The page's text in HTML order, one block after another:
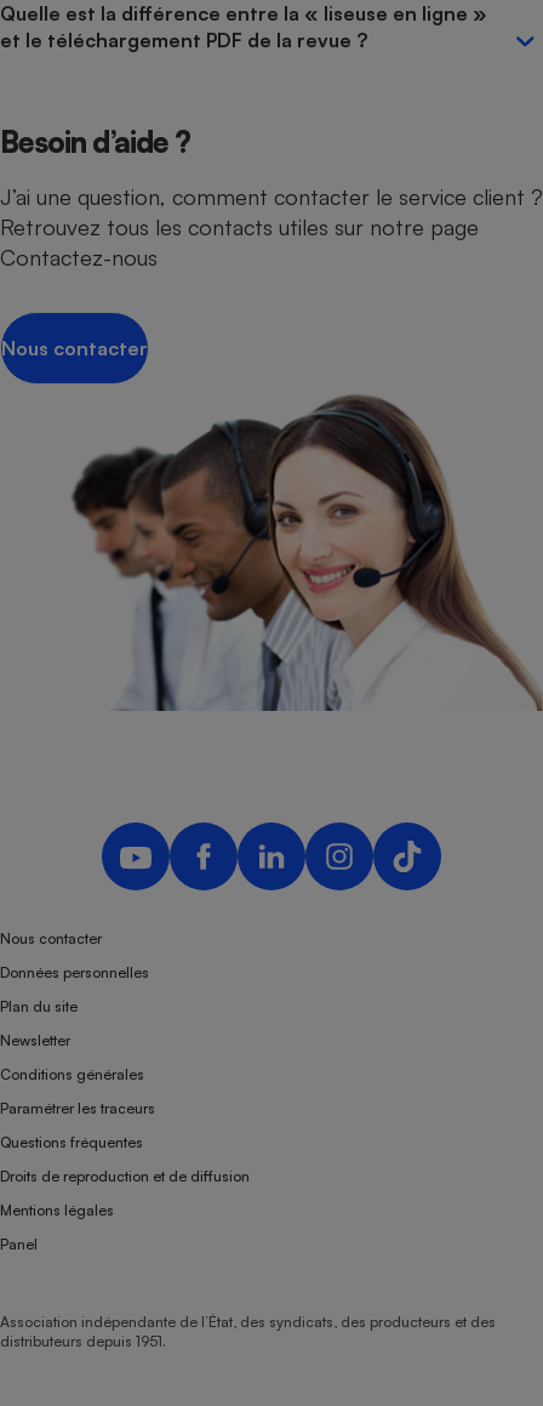
Quelle est la différence entre la « liseuse en ligne »
et le téléchargement PDF de la revue ?
Besoin d’aide ?
J’ai une question, comment contacter le service client ?
Retrouvez tous les contacts utiles sur notre page
Contactez-nous
Nous contacter
Nous contacter
Données personnelles
Plan du site
Newsletter
Conditions générales
Paramétrer les traceurs
Questions fréquentes
Droits de reproduction et de diffusion
Mentions légales
Panel
Association indépendante de l’État, des syndicats, des producteurs et des
distributeurs depuis 1951.